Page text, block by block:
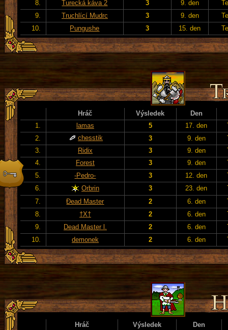
8.
Turecká káva 2 3 9. den
9.
Truchlící Mudrc 3 9. den
10.
Pungushe 3 15. den
Hráč Výsledek
Den
1.
lamas 5 17. den
2.
chesstik 3 9. den
3.
Ridix 3 9. den
4.
Forest 3 9. den
5.
-Pedro- 3 12. den
6.
Orbrin 3 23. den
7.
Đead Master 2 6. den
8.
†X† 2 6. den
9.
Dead Master l. 2 6. den
10.
demonek 2 6. den
Hráč Výsledek
Den